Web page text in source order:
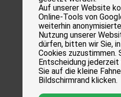
Auf unserer Website
Online-Tools von
weiterhin
Nutzung unserer
dürfen, bitten wir Sie,
Cookies zuzustimmen.
Entscheidung
Sie auf die kleine
Bildschirmrand klicken.